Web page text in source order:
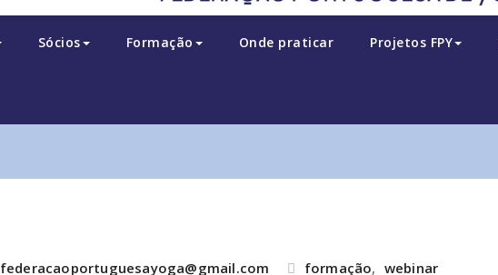
Sócios Formação Onde praticar Projetos FPY
federacaoportuguesayoga@gmail.com formação, webinar